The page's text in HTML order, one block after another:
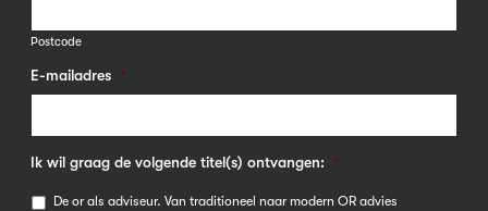
Postcode
E-mailadres *
Ik wil graag de volgende titel(s) ontvangen: *
De or als adviseur. Van traditioneel naar modern OR advies